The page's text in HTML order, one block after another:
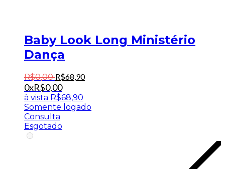
Baby Look Long Ministério
Dança
R$0,00 R$68 90
0xR$0,00
à vista R$68,90
Somente logado
Consulta
Esgotado